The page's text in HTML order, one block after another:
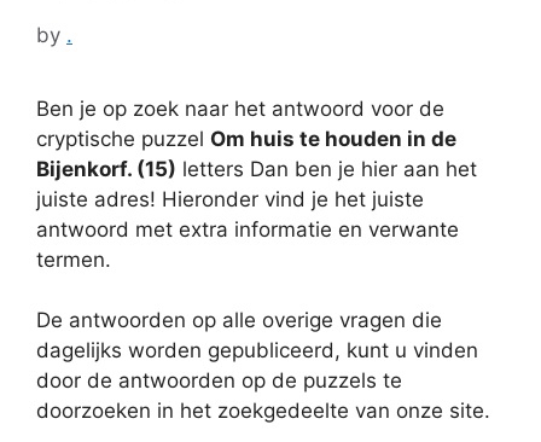
by .
Ben je op zoek naar het antwoord voor de
cryptische puzzel Om huis te houden in de
Bijenkorf. (15) letters Dan ben je hier aan het
juiste adres! Hieronder vind je het juiste
antwoord met extra informatie en verwante
termen.
De antwoorden op alle overige vragen die
dagelijks worden gepubliceerd, kunt u vinden
door de antwoorden op de puzzels te
doorzoeken in het zoekgedeelte van onze site.